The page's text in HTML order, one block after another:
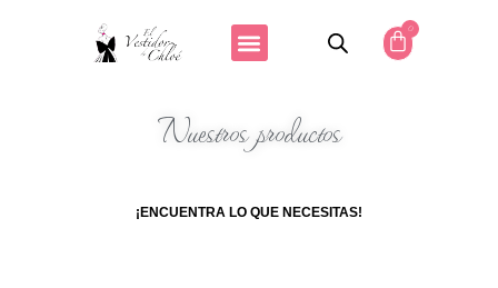
0
Nuestros productos
¡ENCUENTRA LO QUE NECESITAS!